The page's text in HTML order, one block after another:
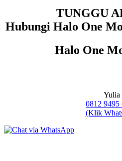
TUNGGU
Hubungi Halo One
Halo One
Yulia
0812 9495
(Klik